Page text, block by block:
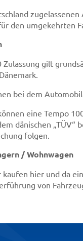
den umgekehrten
Zulassung gilt
bei dem
eine Tempo
dänischen
folgen.
/ Wohnwagen
hier und da
von